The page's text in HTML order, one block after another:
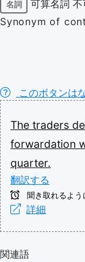
名詞 可算名詞 不
Synonym of
このボタンは
The traders
forwardation
quarter.
翻訳する
聞き取れるよう
詳細
関連語